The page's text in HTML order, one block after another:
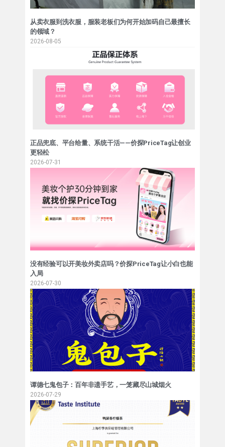
从卖衣服到洗衣服，服装老板们为何开始加码自己最擅长
的领域？
2026-08-05
正品兜底、平台给量、系统干活——价探PriceTag让创业
更轻松
2026-07-31
没有经验可以开美妆外卖店吗？价探PriceTag让小白也能
入局
2026-07-30
谭德七鬼包子：百年非遗手艺，一笼藏尽山城烟火
2026-07-29